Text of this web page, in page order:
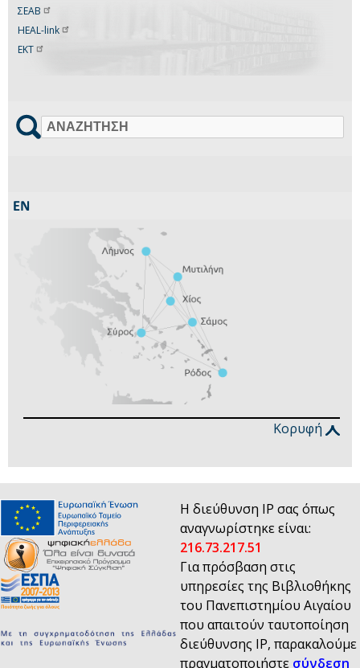
ΣΕΑΒ
HEAL-link
ΕΚΤ
Αναζήτηση
Κορυφή
Η διεύθυνση IP σας όπως
αναγνωρίστηκε είναι:
216.73.217.51
Για πρόσβαση στις
υπηρεσίες της Βιβλιοθήκης
του Πανεπιστημίου Αιγαίου
που απαιτούν ταυτοποίηση
διεύθυνσης IP, παρακαλούμε
πραγματοποιήστε σύνδεση